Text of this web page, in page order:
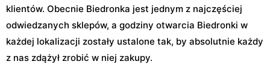
klientów. Obecnie Biedronka jest jednym z najczęściej
odwiedzanych sklepów, a godziny otwarcia Biedronki w
każdej lokalizacji zostały ustalone tak, by absolutnie każdy
z nas zdążył zrobić w niej zakupy.